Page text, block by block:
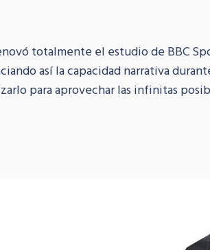
totalmente el estudio de BBC
así la capacidad narrativa
para aprovechar las infinitas